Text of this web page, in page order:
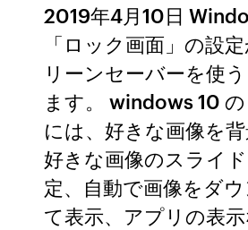
2019年4月10日
「ロック画面」の設
リーンセーバーを使
ます。 windows 10
には、好きな画像を背
好きな画像のスライ
定、自動で画像をダ
て表示、アプリの表示